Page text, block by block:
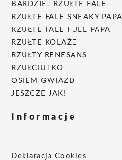
BARDZIEJ RZUŁTE FALE
RZUŁTE FALE SNEAKY PAPA
RZUŁTE FALE FULL PAPA
RZUŁTE KOLAŻE
RZUŁTY RENESANS
RZUŁCIUTKO
OSIEM GWIAZD
JESZCZE JAK!
Informacje
Deklaracja Cookies